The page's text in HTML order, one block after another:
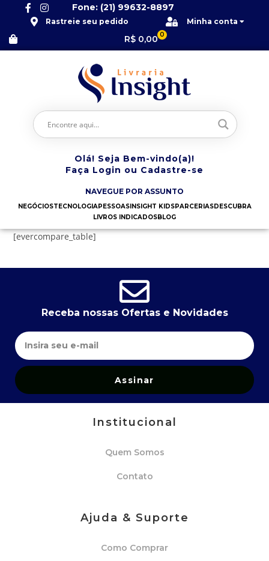
Fone: (21) 99632-8897
Rastreie seu pedido Minha conta
R$ 0,00 0
Olá! Seja Bem-vindo(a)!
Faça Login ou Cadastre-se
NAVEGUE POR ASSUNTO
NEGÓCIOSTECNOLOGIAPESSOASINSIGHT KIDSPARCERIASDESCUBRA
LIVROS INDICADOSBLOG
[evercompare_table]
Receba nossas Ofertas e Novidades
Assinar
Institucional
Quem Somos
Contato
Ajuda & Suporte
Como Comprar